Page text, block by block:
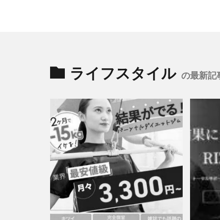
ライフスタイル の最新記